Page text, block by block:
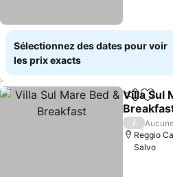
Sélectionnez des dates pour voir
les prix exacts
Partager
Villa Sul
/
Reggio
Salvo